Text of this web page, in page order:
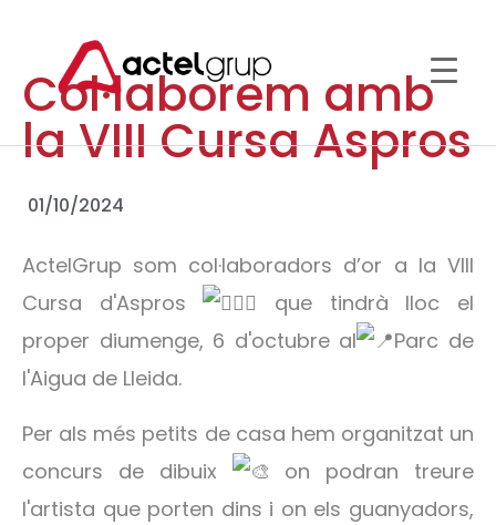
Col·laborem amb
la VIII Cursa Aspros
01/10/2024
ActelGrup som col·laboradors d’or a la VIII
Cursa d'Aspros
que tindrà lloc el
proper diumenge, 6 d'octubre al
Parc de
l'Aigua de Lleida.
Per als més petits de casa hem organitzat un
concurs de dibuix
on podran treure
l'artista que porten dins i on els guanyadors,